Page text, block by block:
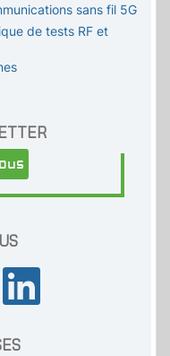
sans fil 5G
de tests RF et